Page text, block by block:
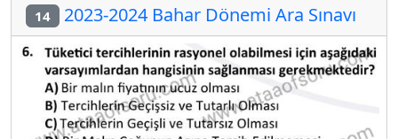
14 2023-2024 Bahar Dönemi Ara Sınavı